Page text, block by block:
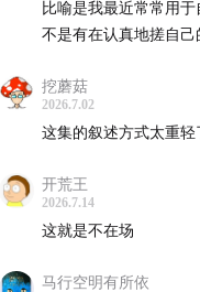
00:22:04
00:25:00记忆是即时的重
00:30:24深层主题被完整
比喻是我最近常常用
不是有在认真地搓自己
挖蘑菇
2026.7.02
这集的叙述方式太重轻
开荒王
2026.7.14
这就是不在场
马行空明有所依